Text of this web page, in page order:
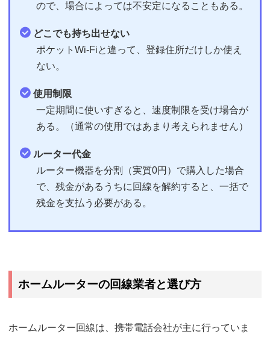
ので、場合によっては不安定になることもある。
どこでも持ち出せない
ポケットWi-Fiと違って、登録住所だけしか使え
ない。
使用制限
一定期間に使いすぎると、速度制限を受け場合が
ある。（通常の使用ではあまり考えられません）
ルーター代金
ルーター機器を分割（実質0円）で購入した場合
で、残金があるうちに回線を解約すると、一括で
残金を支払う必要がある。
ホームルーターの回線業者と選び方
ホームルーター回線は、携帯電話会社が主に行っていま